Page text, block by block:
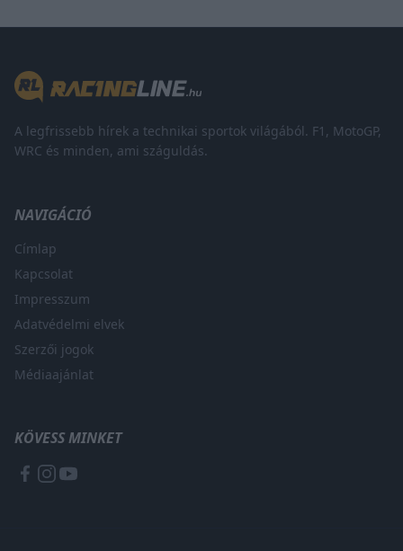
A legfrissebb hírek a technikai sportok világából. F1, MotoGP,
WRC és minden, ami száguldás.
NAVIGÁCIÓ
Címlap
Kapcsolat
Impresszum
Adatvédelmi elvek
Szerzői jogok
Médiaajánlat
KÖVESS MINKET